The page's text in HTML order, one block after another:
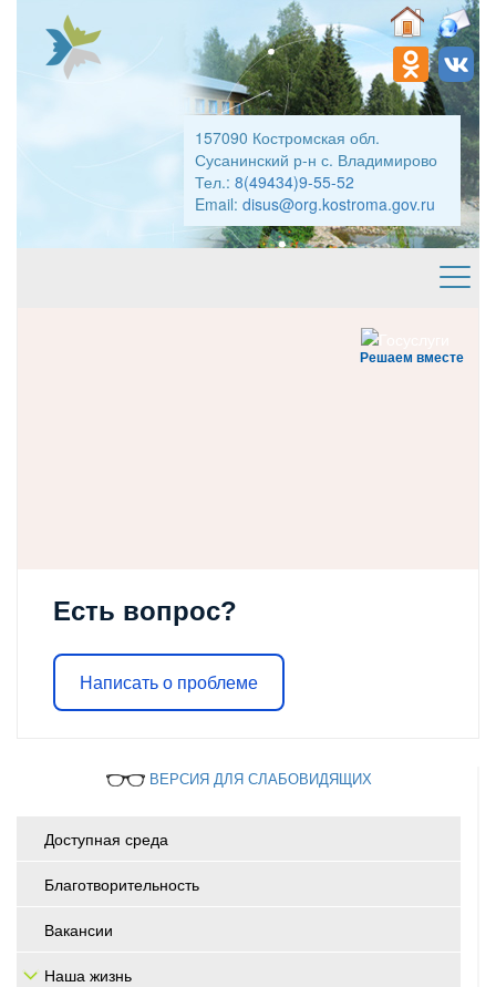
157090 Костромская обл.
Сусанинский р-н с. Владимирово
Тел.: 8(49434)9-55-52
Email: disus@org.kostroma.gov.ru
Решаем вместе
Есть вопрос?
Написать о проблеме
ВЕРСИЯ ДЛЯ СЛАБОВИДЯЩИХ
Доступная среда
Благотворительность
Вакансии
Наша жизнь